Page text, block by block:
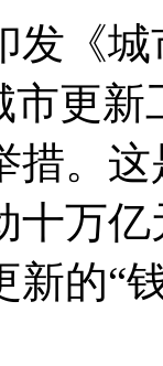
《城
市更
措。
十万
新的“